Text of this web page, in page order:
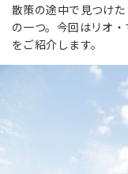
散策の途中で見つけ
の一つ。今回はリオ
をご紹介します。